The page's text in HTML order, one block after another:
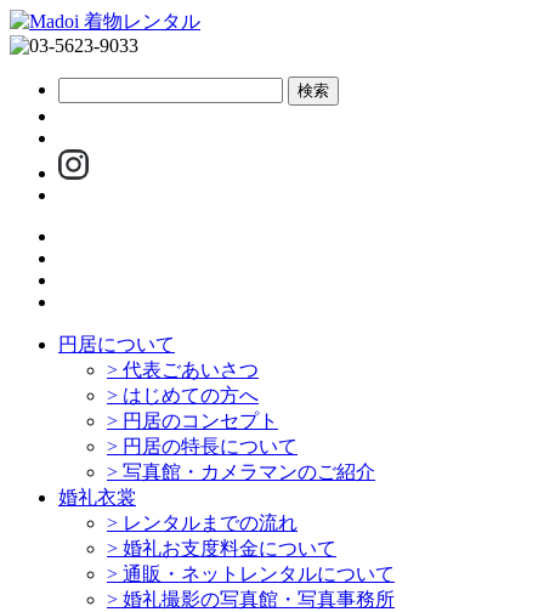
円居について
> 代表ごあいさつ
> はじめての方へ
> 円居のコンセプト
> 円居の特長について
> 写真館・カメラマンのご紹介
婚礼衣裳
> レンタルまでの流れ
> 婚礼お支度料金について
> 通販・ネットレンタルについて
> 婚礼撮影の写真館・写真事務所